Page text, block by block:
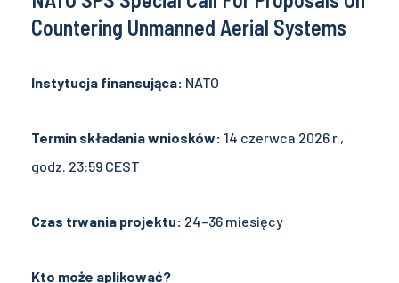
Countering Unmanned Aerial Systems
Instytucja finansująca: NATO
Termin składania wniosków: 14 czerwca 2026 r.,
godz. 23:59 CEST
Czas trwania projektu: 24–36 miesięcy
Kto może aplikować?